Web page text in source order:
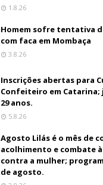
1.8.26
Homem sofre tentativa
com faca em Mombaça
3.8.26
Inscrições abertas para
Confeiteiro em Catarina;
29 anos.
5.8.26
Agosto Lilás é o mês de
acolhimento e combate
contra a mulher;
de agosto.